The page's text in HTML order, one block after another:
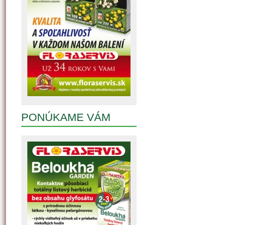
PONÚKAME VÁM